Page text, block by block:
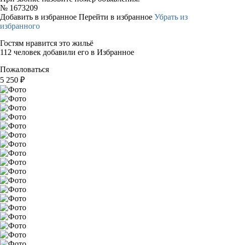
№ 1673209
Добавить в избранное Перейти в избранное Убрать из
избранного
Гостям нравится это жильё
112 человек добавили его в Избранное
Пожаловаться
5 250 ₽